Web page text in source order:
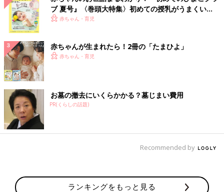
③プレゼント探しスタート！
ブ 夏号』〈巻頭大特集〉初めての授乳がうまくい
く！ おっぱい・ミルクの基本と夏のトラブル 解決テ
赤ちゃん・育児
赤ちゃんが生まれたら！2冊の「たまひよ」
赤ちゃん・育児
お墓の撤去にいくらかかる？墓じまい費用
PR(くらしの話題)
Recommended by
ランキングをもっと見る